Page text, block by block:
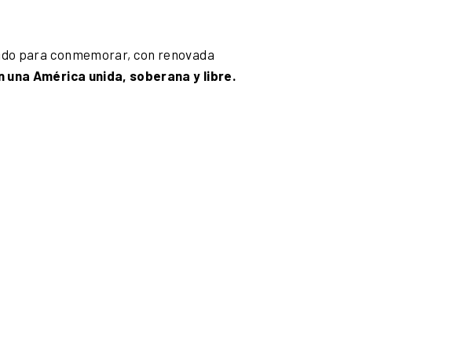
para conmemorar, con renovada
una América unida, soberana y libre.